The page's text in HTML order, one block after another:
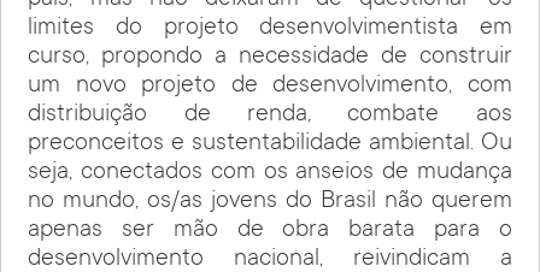
limites do projeto desenvolvimentista em
curso, propondo a necessidade de construir
um novo projeto de desenvolvimento, com
distribuição de renda, combate aos
preconceitos e sustentabilidade ambiental. Ou
seja, conectados com os anseios de mudança
no mundo, os/as jovens do Brasil não querem
apenas ser mão de obra barata para o
desenvolvimento nacional, reivindicam a